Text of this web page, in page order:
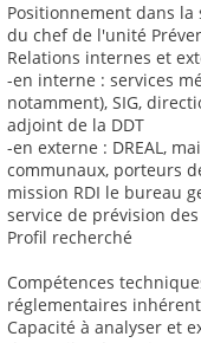
Positionnement dans
du chef de l'unité
Relations internes et
-en interne : services
notamment), SIG,
adjoint de la DDT
-en externe : DREAL,
communaux, porteurs
mission RDI le bureau
service de prévision
Profil recherché
Compétences
réglementaires
Capacité à analyser et